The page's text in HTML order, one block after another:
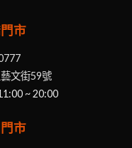
市
文街59號
~ 20:00
市